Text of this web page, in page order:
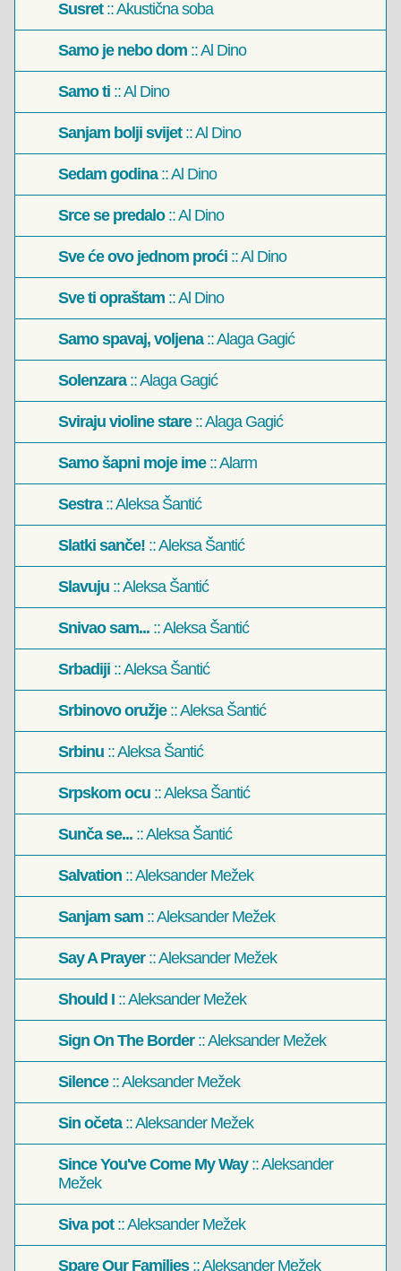
Susret:: Akustična soba
Samo je nebo dom :: Al Dino
Samo ti :: Al Dino
Sanjam bolji svijet:: Al Dino
Sedam godina:: Al Dino
Srce se predalo:: Al Dino
Sve će ovo jednom proći :: Al Dino
Sve ti opraštam :: Al Dino
Samo spavaj, voljena:: Alaga Gagić
Solenzara:: Alaga Gagić
Sviraju violine stare:: Alaga Gagić
Samo šapni moje ime:: Alarm
Sestra:: Aleksa Šantić
Slatki sanče! :: Aleksa Šantić
Slavuju :: Aleksa Šantić
Snivao sam... :: Aleksa Šantić
Srbadiji :: Aleksa Šantić
Srbinovo oružje:: Aleksa Šantić
Srbinu :: Aleksa Šantić
Srpskom ocu :: Aleksa Šantić
Sunča se... :: Aleksa Šantić
Salvation :: Aleksander Mežek
Sanjam sam :: Aleksander Mežek
Say A Prayer:: Aleksander Mežek
Should I :: Aleksander Mežek
Sign On The Border:: Aleksander Mežek
Silence:: Aleksander Mežek
Sin očeta:: Aleksander Mežek
Since You've Come My Way:: Aleksander
Mežek
Siva pot:: Aleksander Mežek
Spare Our Families:: Aleksander Mežek